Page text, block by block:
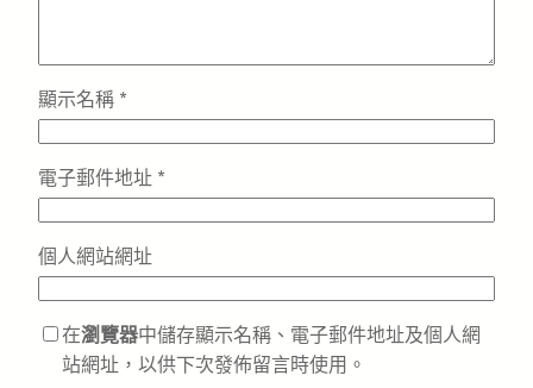
顯示名稱 *
電子郵件地址 *
個人網站網址
在瀏覽器中儲存顯示名稱、電子郵件地址及個人網
站網址，以供下次發佈留言時使用。